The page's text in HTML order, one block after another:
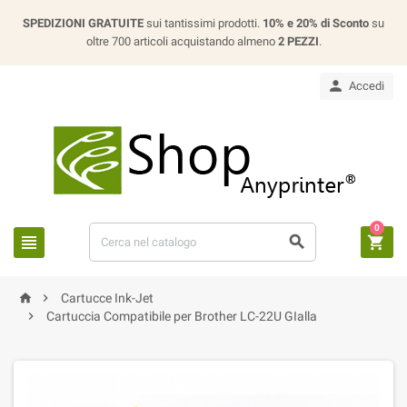
SPEDIZIONI GRATUITE sui tantissimi prodotti. 10% e 20% di Sconto su
oltre 700 articoli acquistando almeno 2 PEZZI.
 Accedi
  
0
 
Cartucce Ink-Jet

Cartuccia Compatibile per Brother LC-22U GIalla